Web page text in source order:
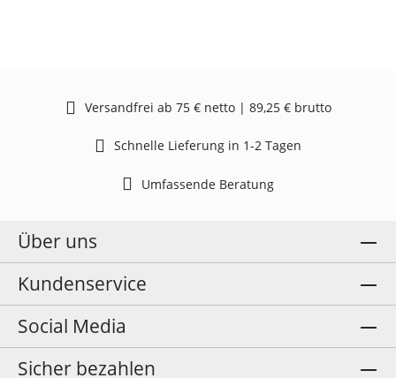
Versandfrei ab 75 € netto | 89,25 € brutto
Schnelle Lieferung in 1-2 Tagen
Umfassende Beratung
Über uns
Kundenservice
Social Media
Sicher bezahlen